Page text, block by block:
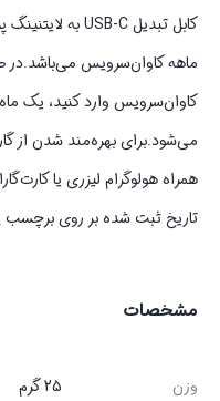
ماهه کاوان‌سرویس می‌باشد.در
کاوان‌سرویس وارد کنید، یک
می‌شود.برای بهره‌مند شدن از
همراه هولوگرام لیزری یا
تاریخ ثبت شده بر روی برچسب
مشخصات
وزن 25 گرم